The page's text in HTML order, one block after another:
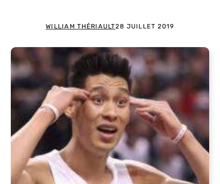
WILLIAM THÉRIAULT28 JUILLET 2019